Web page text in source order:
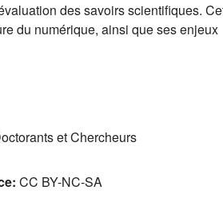
des savoirs scientifiques.
du numérique, ainsi que ses enjeux
et Chercheurs
: CC BY-NC-SA